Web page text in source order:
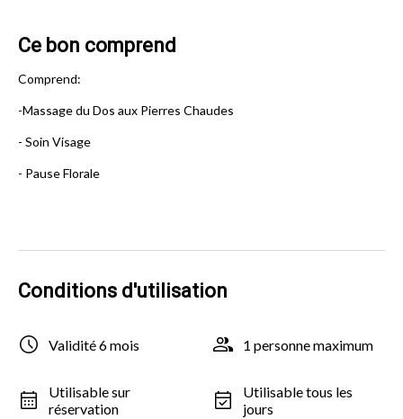
Ce bon comprend
Comprend:
-Massage du Dos aux Pierres Chaudes
- Soin Visage
- Pause Florale
Conditions d'utilisation
Validité 6 mois 1 personne maximum
Utilisable sur
réservation
Utilisable tous les
jours